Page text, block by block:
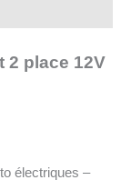
2 place 12V
électriques –